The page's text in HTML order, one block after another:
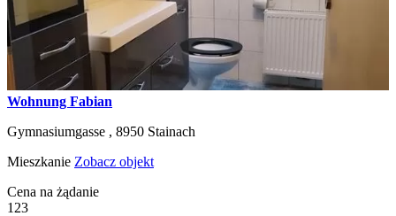
Wohnung Fabian
Gymnasiumgasse , 8950 Stainach
Mieszkanie Zobacz objekt
Cena na żądanie
1 23